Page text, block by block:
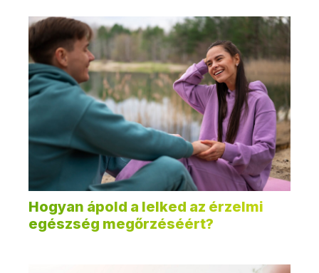
Hogyan ápold a lelked az érzelmi
egészség megőrzéséért?